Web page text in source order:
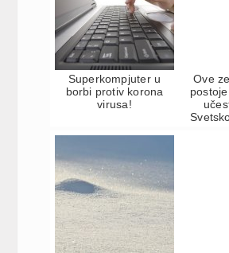
Superkompjuter u
borbi protiv korona
virusa!
Ove